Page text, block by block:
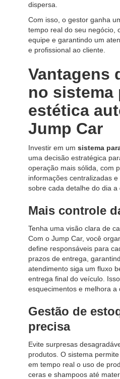
dispersa.
Com isso, o gestor ganha
tempo real do seu negócio,
equipe e garantindo um
e profissional ao cliente.
Vantagens
no sistema
estética
Jump Car
Investir em um sistema
uma decisão estratégica
operação mais sólida, com
informações centralizadas
sobre cada detalhe do dia a
Mais controle
Tenha uma visão clara de
Com o Jump Car, você
define responsáveis para
prazos de entrega,
atendimento siga um fluxo
entrega final do veículo.
esquecimentos e melhora a
Gestão de
precisa
Evite surpresas
produtos. O sistema
em tempo real o uso de
ceras e shampoos até